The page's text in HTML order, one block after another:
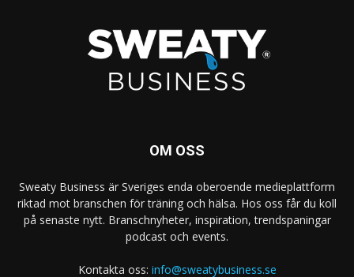
OM OSS
Sweaty Business är Sveriges enda oberoende medieplattform
riktad mot branschen för träning och hälsa. Hos oss får du koll
på senaste nytt. Branschnyheter, inspiration, trendspaningar
podcast och events.
Kontakta oss: info@sweatybusiness.se